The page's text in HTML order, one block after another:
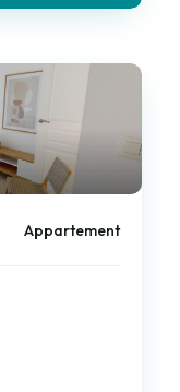
Appartement